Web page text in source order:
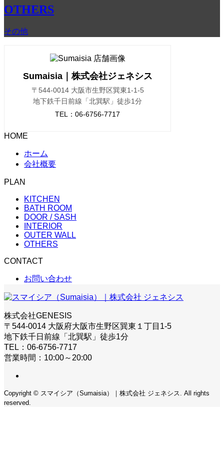
OTHERS
その他
Sumaisia｜株式会社ジェネシス
〒544-0014 大阪市生野区巽東1-1-5
地下鉄千日前線「北巽駅」徒歩1分
TEL： 06-6756-7717
HOME
ホーム
会社概要
PLAN
KITCHEN
BATH ROOM
DOOR / SASH
INTERIOR
OUTER WALL
OTHERS
CONTACT
お問い合わせ
株式会社GENESIS
〒544-0014 大阪府大阪市生野区巽東１丁目1-5
地下鉄千日前線「北巽駅」徒歩1分
TEL：06-6756-7717
営業時間：10:00～20:00
Copyright © スマイシア（Sumaisia）｜株式会社 ジェネシス. All rights
reserved.